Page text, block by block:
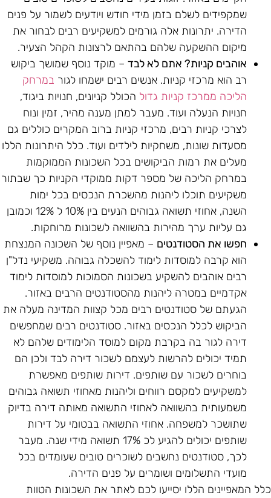
שמקפידים לשלם בזמן מידי חודש ויודעים לשמור על פנים
הדירה. יתרונות אלה גורמים למשקיעים רבים לבחור את
מיקום ההשקעה שלהם בהתאם לרצונות הקהל הצעיר.
אוהבים קניות? אתם לא לבד– מוקד נוסף שמושך ביקוש
רב הוא מרכזי קניות. אנשים רבים ישמחו לגור במרחק
הליכה ממרכז קניות גדולהכולל קניונים, חנויות ביגוד,
חנויות הנעלה ועוד. מעבר למתן מענה מהיר, זמין ונוח
לצרכי קניות רבים, מרכזי קניות ברוב המקרים כוללים גם
מסעדות שונות, משחקיות לילדים ועוד. כלל היתרונות הללו
מעלים את רמות הביקושים בכל השכונות הממוקמות
במרחק הליכה של מספר דקות ממוקדי הקניות כך שבתור
משקיעים תוכלו ליהנות מהשכרת הנכסים בכל ימות
השנה, אחוזי תשואה גבוהים הנעים בין 10% ל 12% וכמובן
גם עליות ערך מהירות בהשוואה לשכונות מרוחקות.
חפשו את הסטודנטים– מאפיין נוסף של השכונה המנצחת
הוא קרבה למוסדות לימוד להשכלה גבוהה. משקיעי נדל"ן
רבים אוהבים להשקיע בשכונות הסמוכות למוסדות לימוד
אקדמיים במטרה ליהנות מהסטודנטים הרבים באזור.
הגעתם של סטודנטים רבים מכל קצוות המדינה מעלה את
הביקוש לכלל הנכסים באזור. סטודנטים רבים שמחפשים
דירה לגור בה בקרבת מקום למוסד הלימודים שלהם לא
תמיד יכולים להרשות לעצמם לשכור דירה לבד ולכן הם
בוחרים לשכור עם שותפים. דירות שותפים מאפשרת
למשקיעים למקסם רווחים וליהנות מאחוזי תשואה גבוהים
משמעותית בהשוואה לאחוזי התשואה מאותה דירה בדיוק
שתושכר למשפחה. אחוזי התשואה בבטומי על דירות
שותפים יכולים להגיע לכ 17% תשואה מידי שנה. מעבר
לכך, סטודנטים נחשבים לשוכרים טובים שעומדים בכל
מועדי התשלומים ושומרים על פנים הדירה.
המאפיינים הללו יסייעו לכם לאתר את השכונות הטוות